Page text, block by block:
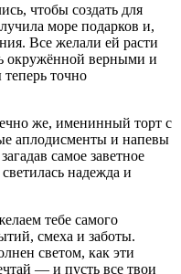
чтобы создать для
море подарков и,
Все желали ей расти
окружённой верными и
точно
же, именинный торт с
аплодисменты и напевы
самое заветное
надежда и
тебе самого
смеха и заботы.
светом, как эти
— и пусть все твои